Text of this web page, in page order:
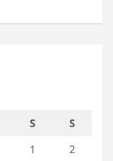
S
S
1
2